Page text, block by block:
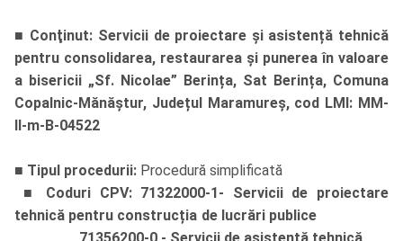
■ Conţinut: Servicii de proiectare și asistență tehnică
pentru consolidarea, restaurarea și punerea în valoare
a bisericii „Sf. Nicolae” Berința, Sat Berința, Comuna
Copalnic-Mănăștur, Județul Maramureș, cod LMI: MM-
II-m-B-04522
■ Tipul procedurii: Procedură simplificată
■ Coduri CPV: 71322000-1- Servicii de proiectare
tehnică pentru construcția de lucrări publice